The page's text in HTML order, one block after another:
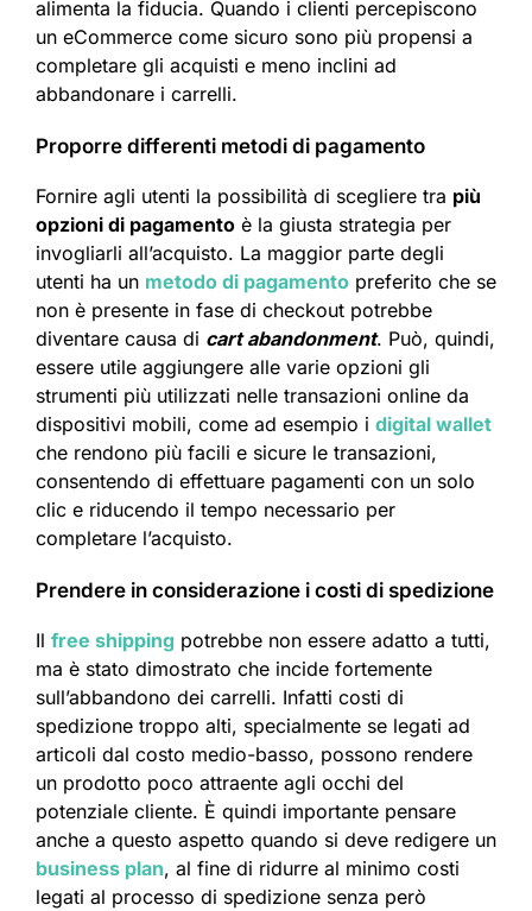
alimenta la fiducia. Quando i clienti percepiscono
un eCommerce come sicuro sono più propensi a
completare gli acquisti e meno inclini ad
abbandonare i carrelli.​
Proporre differenti metodi di pagamento
Fornire agli utenti la possibilità di scegliere tra più
opzioni di pagamento è la giusta strategia per
invogliarli all’acquisto. La maggior parte degli
utenti ha un metodo di pagamento preferito che se
non è presente in fase di checkout potrebbe
diventare causa di cart abandonment. Può, quindi,
essere utile aggiungere alle varie opzioni gli
strumenti più utilizzati nelle transazioni online da
dispositivi mobili, come ad esempio i digital wallet
che rendono più facili e sicure le transazioni,
consentendo di effettuare pagamenti con un solo
clic e riducendo il tempo necessario per
completare l’acquisto.​
Prendere in considerazione i costi di spedizione
Il free shipping potrebbe non essere adatto a tutti,
ma è stato dimostrato che incide fortemente
sull’abbandono dei carrelli. Infatti costi di
spedizione troppo alti, specialmente se legati ad
articoli dal costo medio-basso, possono rendere
un prodotto poco attraente agli occhi del
potenziale cliente. È quindi importante pensare
anche a questo aspetto quando si deve redigere un
business plan, al fine di ridurre al minimo costi
legati al processo di spedizione senza però